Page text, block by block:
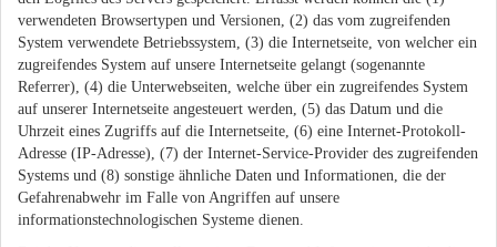
verwendeten Browsertypen und Versionen, (2) das vom zugreifenden
System verwendete Betriebssystem, (3) die Internetseite, von welcher ein
zugreifendes System auf unsere Internetseite gelangt (sogenannte
Referrer), (4) die Unterwebseiten, welche über ein zugreifendes System
auf unserer Internetseite angesteuert werden, (5) das Datum und die
Uhrzeit eines Zugriffs auf die Internetseite, (6) eine Internet-Protokoll-
Adresse (IP-Adresse), (7) der Internet-Service-Provider des zugreifenden
Systems und (8) sonstige ähnliche Daten und Informationen, die der
Gefahrenabwehr im Falle von Angriffen auf unsere
informationstechnologischen Systeme dienen.